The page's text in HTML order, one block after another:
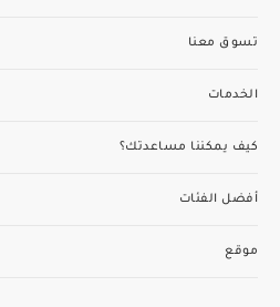
تسوق معنا
الخدمات
كيف يمكننا مساعدتك؟
أفضل الفئات
موقع